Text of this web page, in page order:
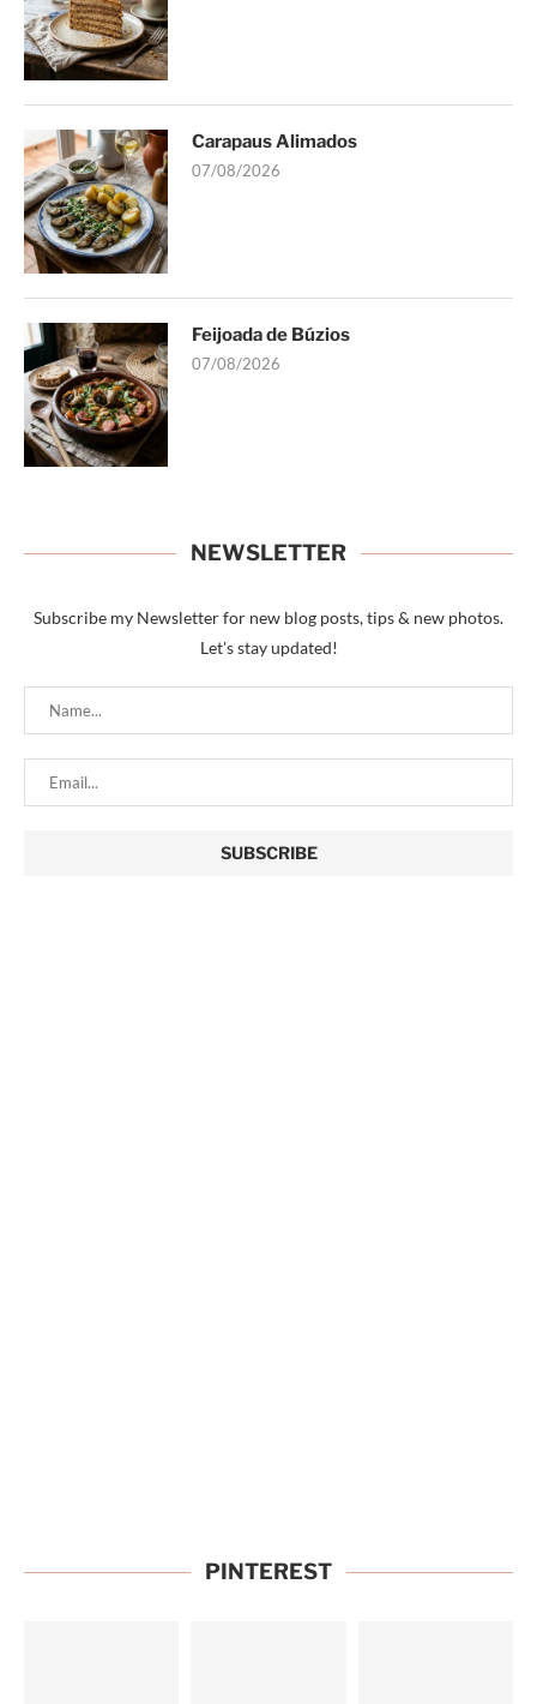
Carapaus Alimados
07/08/2026
Feijoada de Búzios
07/08/2026
NEWSLETTER
Subscribe my Newsletter for new blog posts, tips & new photos.
Let's stay updated!
PINTEREST